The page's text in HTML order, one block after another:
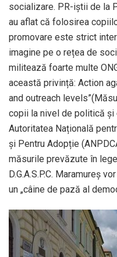
socializare. PR-iștii de la
au aflat că folosirea
promovare este strict
imagine pe o rețea de
militează foarte multe
această privință: Action
and outreach
copii la nivel de politică și
Autoritatea Națională
și Pentru Adopție
măsurile prevăzute în
D.G.A.S.P.C. Maramureș
un „câine de pază al